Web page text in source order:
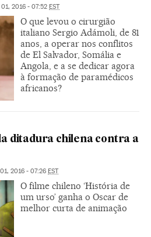
01, 2016 - 07:52 EST
O que levou o cirurgião
italiano Sergio Adámoli, de 81
anos, a operar nos conflitos
de El Salvador, Somália e
Angola, e a se dedicar agora
à formação de paramédicos
africanos?
ditadura chilena contra a
2016 - 07:26 EST
O filme chileno ‘História de
um urso’ ganha o Oscar de
melhor curta de animação